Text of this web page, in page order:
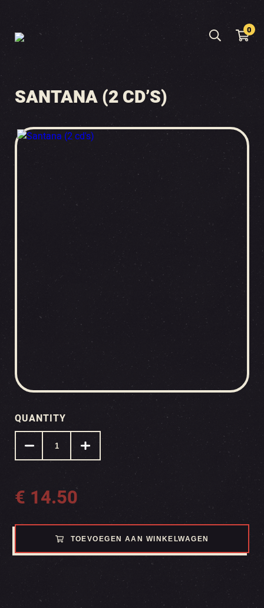
0
SANTANA (2 CD’S)
QUANTITY
€ 14.50
TOEVOEGEN AAN WINKELWAGEN